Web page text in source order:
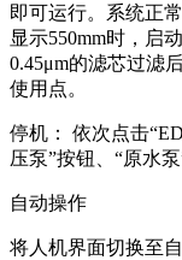
即可运行。系统正
显示550mm时，启
0.45μm的滤芯过滤
使用点。
停机： 依次点击
压泵”按钮、“原水
自动操作
将人机界面切换至